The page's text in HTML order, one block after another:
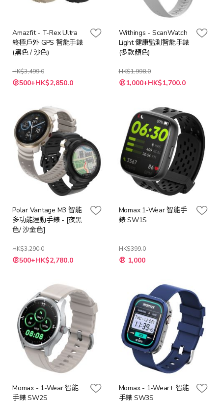
Amazfit - T-Rex Ultra
終極戶外 GPS 智能手錶
(黑色 / 沙色)
HK$3,499.0
500+HK$2,850.0
Withings - ScanWatch
Light 健康監測智能手錶
(多款顏色)
HK$1,998.0
1,000+HK$1,700.0
Polar Vantage M3 智能
多功能運動手錶 - [夜黑
色/ 沙金色]
HK$3,290.0
500+HK$2,780.0
Momax 1-Wear 智能手
錶 SW1S
HK$399.0
1,000
Momax - 1-Wear 智能
手錶 SW2S
Momax - 1-Wear+ 智能
手錶 SW3S